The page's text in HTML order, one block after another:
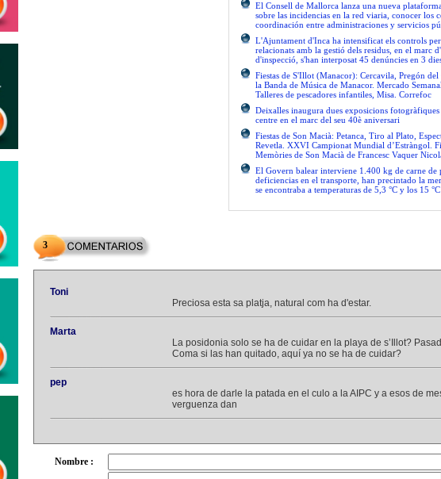
El Consell de Mallorca lanza una nueva
sobre las incidencias en la red viaria, conocer los
coordinación entre administraciones y servicios
L'Ajuntament d'Inca ha intensificat els controls
relacionats amb la gestió dels residus, en el marc
d'inspecció, s'han interposat 45 denúncies en 3
Fiestas de S'Illot (Manacor): Cercavila, Pregón
la Banda de Música de Manacor. Mercado
Talleres de pescadores infantiles, Misa. Correfoc
Deixalles inaugura dues exposicions fotogràfiques
centre en el marc del seu 40è aniversari
Fiestas de Son Macià: Petanca, Tiro al Plato,
Revetla. XXVI Campionat Mundial d’Estràngol.
Memòries de Son Macià de Francesc Vaquer
El Govern balear interviene 1.400 kg de carne
deficiencias en el transporte, han precintado la
se encontraba a temperaturas de 5,3 °C y los 15 °C
3
Toni
Preciosa esta sa platja, natural com ha d'estar.
Marta
La posidonia solo se ha de cuidar en la playa de s’Illot?
Coma si las han quitado, aquí ya no se ha de cuidar?
pep
es hora de darle la patada en el culo a la AIPC y a esos de
verguenza dan
Nombre :